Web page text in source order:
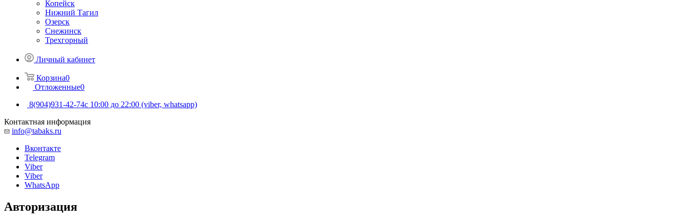
Копейск
Нижний Тагил
Озерск
Снежинск
Трехгорный
Личный кабинет
Корзина0
Отложенные0
8(904)931-42-74с 10:00 до 22:00 (viber, whatsapp)
Контактная информация
info@tabaks.ru
Вконтакте
Telegram
Viber
Viber
WhatsApp
Авторизация